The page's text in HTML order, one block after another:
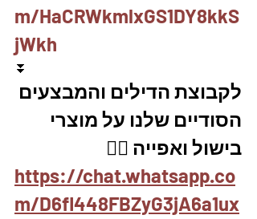
m/HaCRWkmlxGS1DY8kkS
jWkh
⏬
לקבוצת הדילים והמבצעים
הסודיים שלנו על מוצרי
בישול ואפייה 👇🏽
https://chat.whatsapp.co
m/D6fl448FBZyG3jA6a1ux